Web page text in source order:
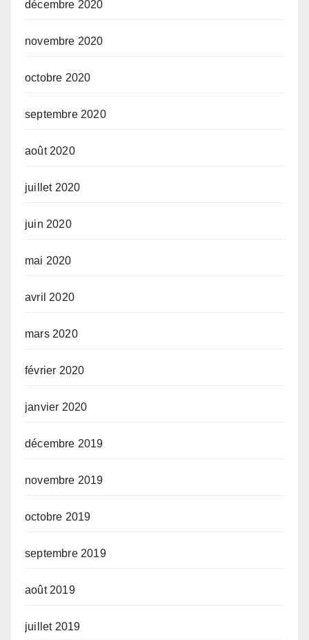
décembre 2020
novembre 2020
octobre 2020
septembre 2020
août 2020
juillet 2020
juin 2020
mai 2020
avril 2020
mars 2020
février 2020
janvier 2020
décembre 2019
novembre 2019
octobre 2019
septembre 2019
août 2019
juillet 2019